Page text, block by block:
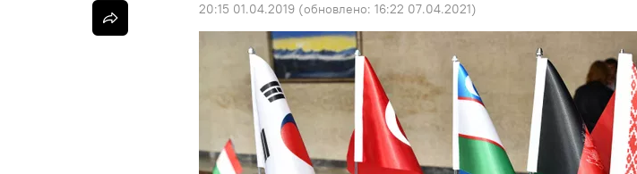
20:15 01.04.2019 (обновлено: 16:22 07.04.2021)